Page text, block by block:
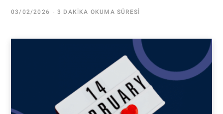
03/02/2026 3 DAKIKA OKUMA SÜRESI